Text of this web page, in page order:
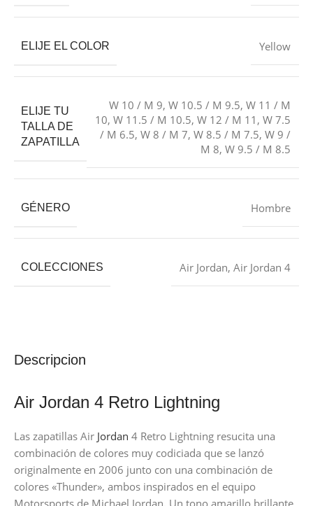
Descripcion
Air Jordan 4 Retro Lightning
Las zapatillas Air Jordan 4 Retro Lightning resucita una
combinación de colores muy codiciada que se lanzó
originalmente en 2006 junto con una combinación de
colores «Thunder», ambos inspirados en el equipo
Motorsports de Michael Jordan. Un tono amarillo brillante
ELIJE EL COLOR Yellow
ELIJE TU
TALLA DE
ZAPATILLA
W 10 / M 9, W 10.5 / M 9.5, W 11 / M
10, W 11.5 / M 10.5, W 12 / M 11 , W 7.5
/ M 6.5, W 8 / M 7, W 8.5 / M 7.5, W 9 /
M 8, W 9.5 / M 8.5
GÉNERO Hombre
COLECCIONES Air Jordan, Air Jordan 4